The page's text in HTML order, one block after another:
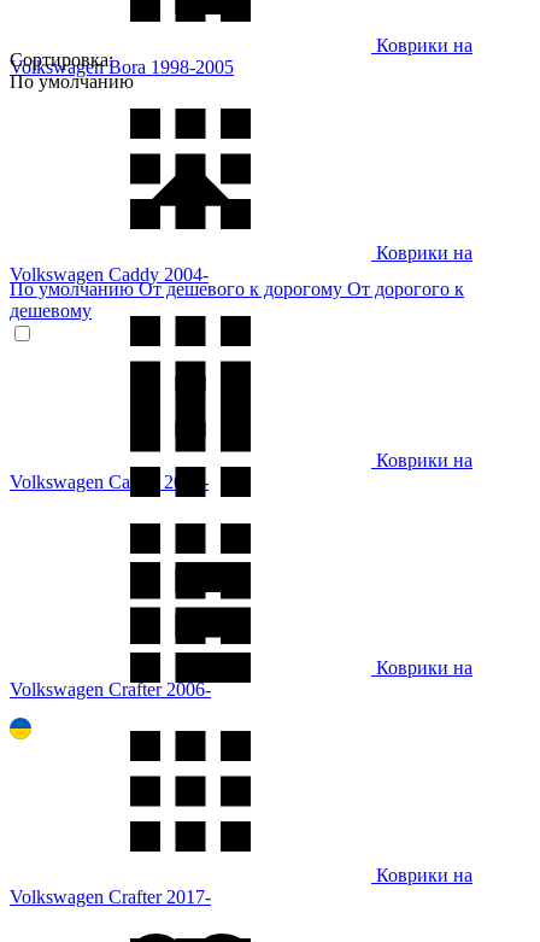
Коврики на
Volkswagen Bora 1998-2005
Коврики на
Volkswagen Caddy 2004-
Коврики на
Volkswagen Caddy 2020-
Коврики на
Volkswagen Crafter 2006-
Коврики на
Volkswagen Crafter 2017-
Сортировка:
По умолчанию
По умолчаниюОт дешевого к дорогому От дорогого к
дешевому